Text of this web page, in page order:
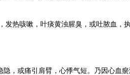
发热咳嗽，叶痰黄浊腥臭，或吐脓血，
，或痛引肩臂，心悸气短。乃因心血